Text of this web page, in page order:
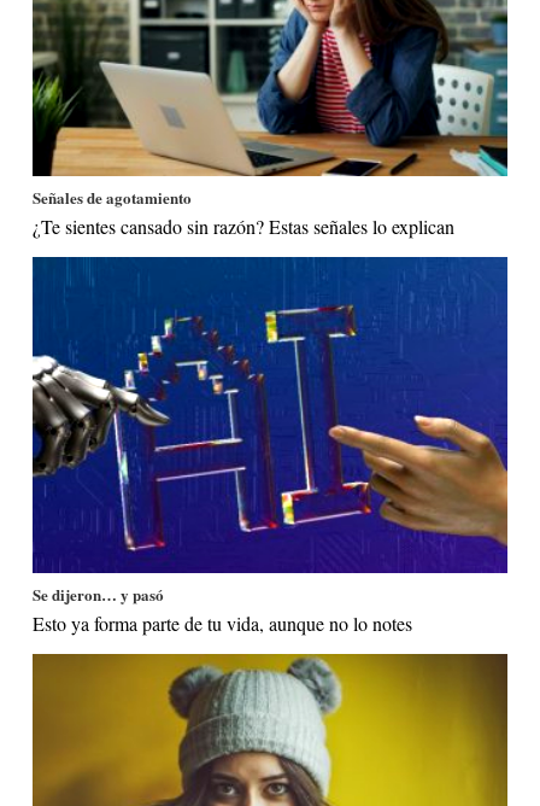
Señales de agotamiento
¿Te sientes cansado sin razón? Estas señales lo explican
Se dijeron… y pasó
Esto ya forma parte de tu vida, aunque no lo notes